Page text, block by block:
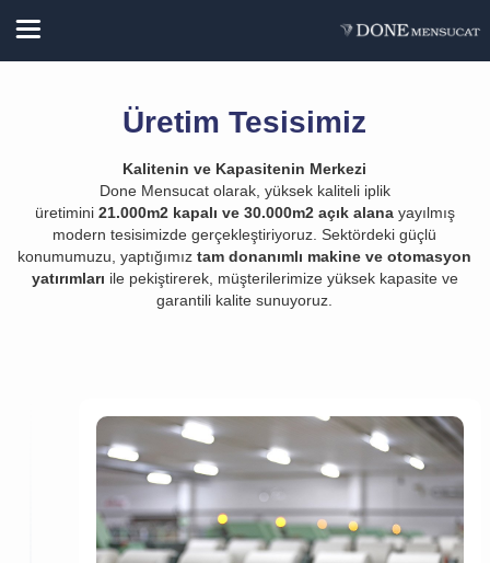
Üretim Tesisimiz
Kalitenin ve Kapasitenin Merkezi
Done Mensucat olarak, yüksek kaliteli iplik
üretimini 21.000m2kapalı ve 30.000m2açık alanayayılmış
modern tesisimizde gerçekleştiriyoruz. Sektördeki güçlü
konumumuzu, yaptığımıztam donanımlı makine ve otomasyon
yatırımları ile pekiştirerek, müşterilerimize yüksek kapasite ve
garantili kalite sunuyoruz.